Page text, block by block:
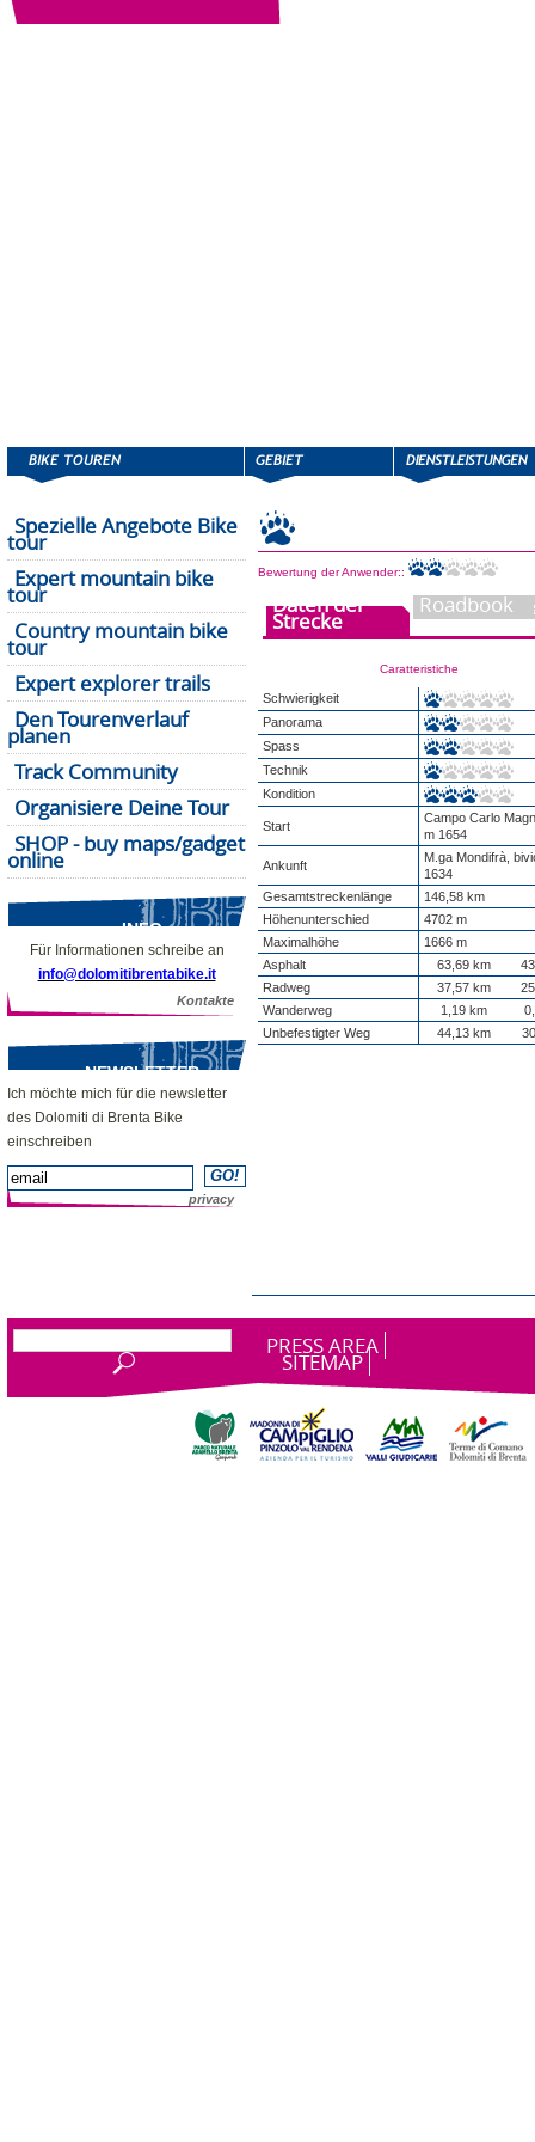
Spezielle Angebote Bike
tour
Expert mountain bike
tour
Country mountain bike
tour
Expert explorer trails
Den Tourenverlauf
planen
Track Community
Organisiere Deine Tour
SHOP - buy maps/gadget
online
INFO
Für Informationen schreibe an
info@dolomitibrentabike.it
Kontakte
NEWSLETTER
Ich möchte mich für die newsletter
des Dolomiti di Brenta Bike
einschreiben
privacy
Bewertung der Anwender::
Daten der
Strecke
Roadbook
Caratteristiche
Schwierigkeit
Panorama
Spass
Technik
Kondition
Start
Campo Carlo
m 1654
Ankunft
M.ga Mondifrà,
1634
Gesamtstreckenlänge
146,58 km
Höhenunterschied
4702 m
Maximalhöhe
1666 m
Asphalt
63,69 km
Radweg
37,57 km
Wanderweg
1,19 km
Unbefestigter Weg
44,13 km
PRESS AREA
SITEMAP